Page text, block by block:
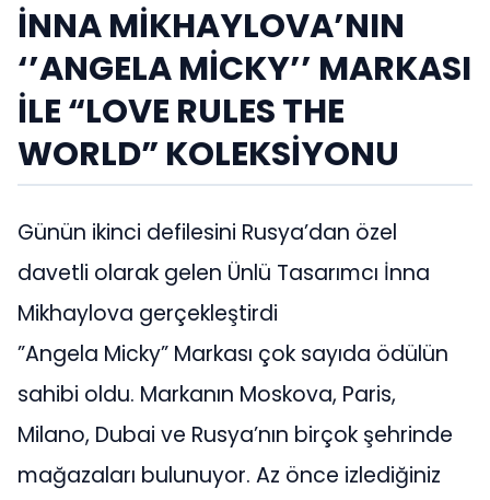
İNNA MİKHAYLOVA’NIN
‘’ANGELA MİCKY’’ MARKASI
İLE “LOVE RULES THE
WORLD” KOLEKSİYONU
Günün ikinci defilesini Rusya’dan özel
davetli olarak gelen Ünlü Tasarımcı İnna
Mikhaylova gerçekleştirdi
”Angela Micky” Markası çok sayıda ödülün
sahibi oldu. Markanın Moskova, Paris,
Milano, Dubai ve Rusya’nın birçok şehrinde
mağazaları bulunuyor. Az önce izlediğiniz